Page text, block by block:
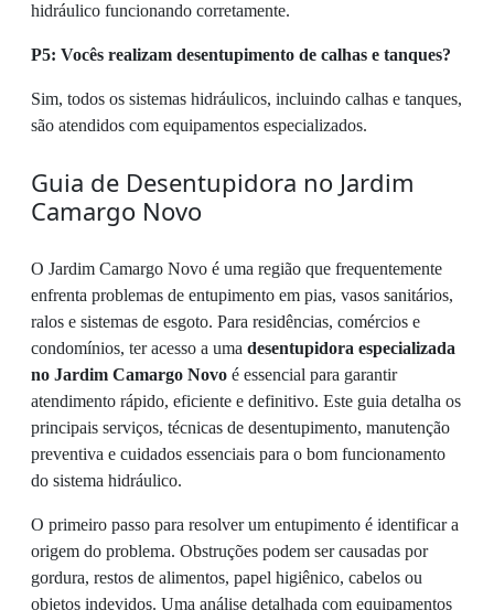
hidráulico funcionando corretamente.
P5: Vocês realizam desentupimento de calhas e tanques?
Sim, todos os sistemas hidráulicos, incluindo calhas e tanques,
são atendidos com equipamentos especializados.
Guia de Desentupidora no Jardim
Camargo Novo
O Jardim Camargo Novo é uma região que frequentemente
enfrenta problemas de entupimento em pias, vasos sanitários,
ralos e sistemas de esgoto. Para residências, comércios e
condomínios, ter acesso a uma desentupidora especializada
no Jardim Camargo Novo é essencial para garantir
atendimento rápido, eficiente e definitivo. Este guia detalha os
principais serviços, técnicas de desentupimento, manutenção
preventiva e cuidados essenciais para o bom funcionamento
do sistema hidráulico.
O primeiro passo para resolver um entupimento é identificar a
origem do problema. Obstruções podem ser causadas por
gordura, restos de alimentos, papel higiênico, cabelos ou
objetos indevidos. Uma análise detalhada com equipamentos